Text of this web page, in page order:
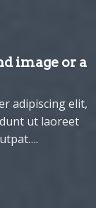
image or a
adipiscing elit,
ut laoreet